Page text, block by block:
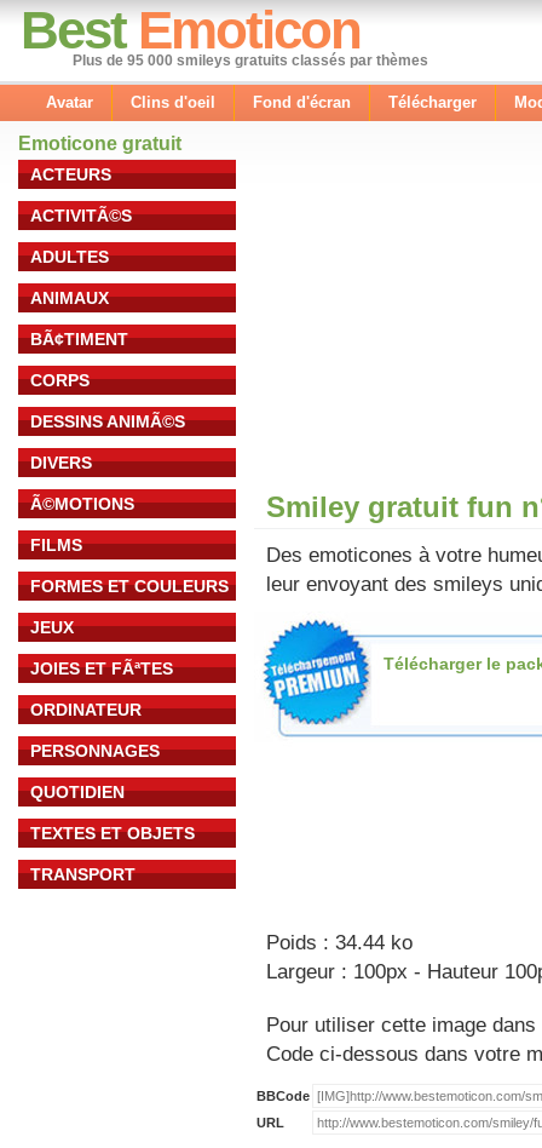
Best Emoticon
Plus de 95 000 smileys gratuits classés par thèmes
Avatar Clins d'oeil Fond d'écran Télécharger
Emoticone gratuit
ACTEURS
ACTIVITÃ©S
ADULTES
ANIMAUX
BÃ¢TIMENT
CORPS
DESSINS ANIMÃ©S
DIVERS
Ã©MOTIONS
FILMS
FORMES ET COULEURS
JEUX
JOIES ET FÃªTES
ORDINATEUR
PERSONNAGES
QUOTIDIEN
TEXTES ET OBJETS
TRANSPORT
Smiley gratuit fun
Des emoticones à votre
leur envoyant des smileys
Télécharger le
Poids : 34.44 ko
Largeur : 100px - Hauteur
Pour utiliser cette image
Code ci-dessous dans votre
BBCode
URL